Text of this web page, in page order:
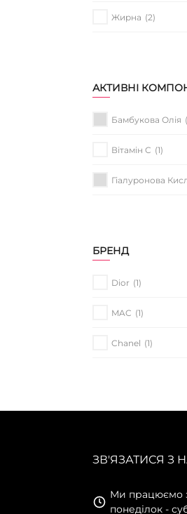
Жирна (2)
АКТИВНІ
Бамбукова Олія
Вітамін C (1)
Гіалуронова
БРЕНД
Dior (1)
MAC (1)
Chanel (1)
ЗВ'ЯЗАТИСЯ З
Ми працюємо
понеділок -